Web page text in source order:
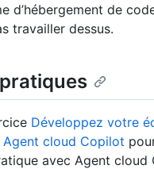
d’hébergement de
travailler dessus.
Développez votre
cloud Copilot
avec Agent cloud